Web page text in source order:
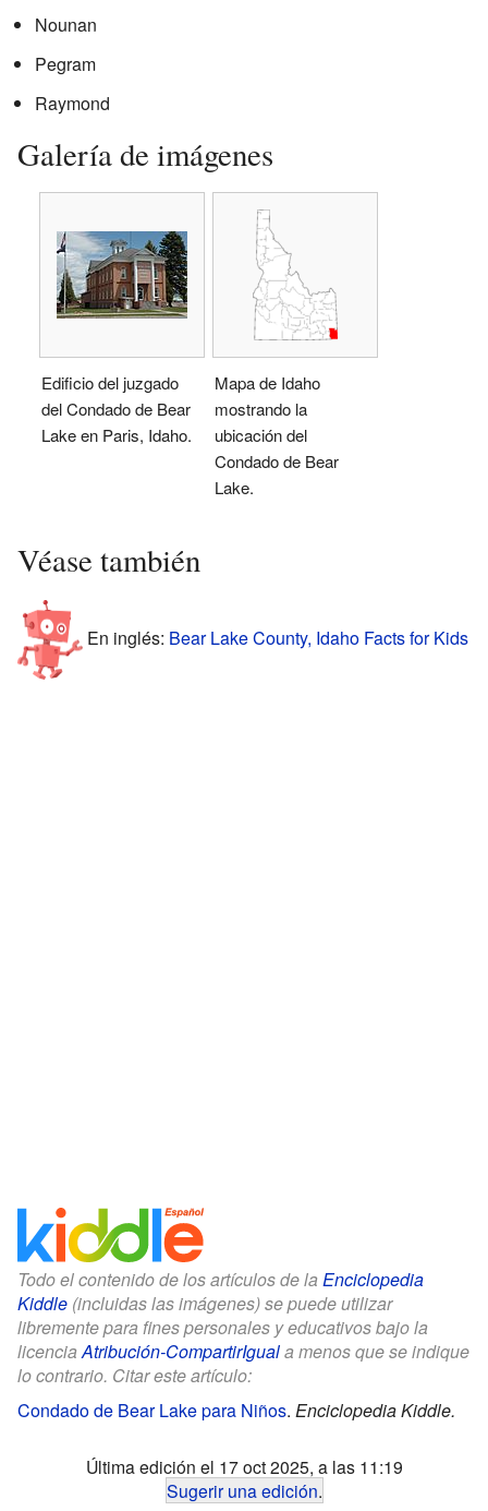
Nounan
Pegram
Raymond
Galería de imágenes
Edificio del juzgado
del Condado de Bear
Lake en Paris, Idaho.
Mapa de Idaho
mostrando la
ubicación del
Condado de Bear
Lake.
Véase también
En inglés: Bear Lake County, Idaho Facts for Kids
Todo el contenido de los artículos de la Enciclopedia
Kiddle (incluidas las imágenes) se puede utilizar
libremente para fines personales y educativos bajo la
licenciaAtribución-CompartirIguala menos que se indique
lo contrario. Citar este artículo:
Condado de Bear Lake para Niños. Enciclopedia Kiddle.
Última edición el 17 oct 2025, a las 11:19
Sugerir una edición.